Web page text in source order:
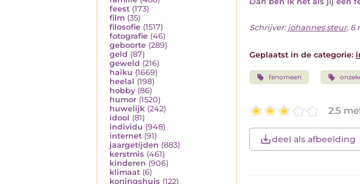
feest (173)
film (35)
filosofie (1517)
fotografie (46)
geboorte (289)
geld (87)
geweld (216)
haiku (1669)
heelal (198)
hobby (86)
humor (1520)
huwelijk (242)
idool (81)
individu (948)
internet (91)
jaargetijden (883)
kerstmis (461)
kinderen (906)
klimaat (6)
koningshuis (122)
Schrijver: johannes steur, 6
Geplaatst in de categorie:
fenomeen
2.5
deel als afbeelding